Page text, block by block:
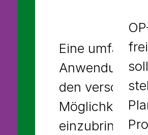
Eine
Anwendung
den
Möglichkeit
einzubringen.